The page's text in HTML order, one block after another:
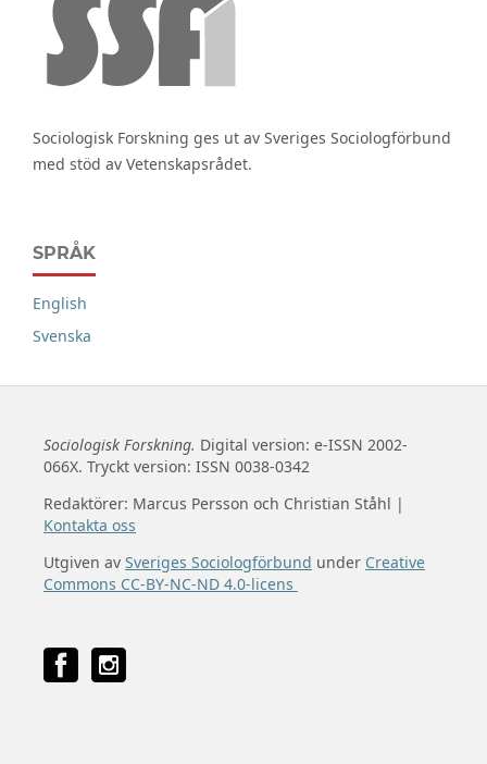
Sociologisk Forskning ges ut av Sveriges Sociologförbund
med stöd av Vetenskapsrådet.
SPRÅK
English
Svenska
Sociologisk Forskning. Digital version: e-ISSN 2002-
066X. Tryckt version: ISSN 0038-0342
Redaktörer: Marcus Persson och Christian Ståhl |
Kontakta oss
Utgiven av Sveriges Sociologförbund under Creative
Commons CC-BY-NC-ND 4.0-licens